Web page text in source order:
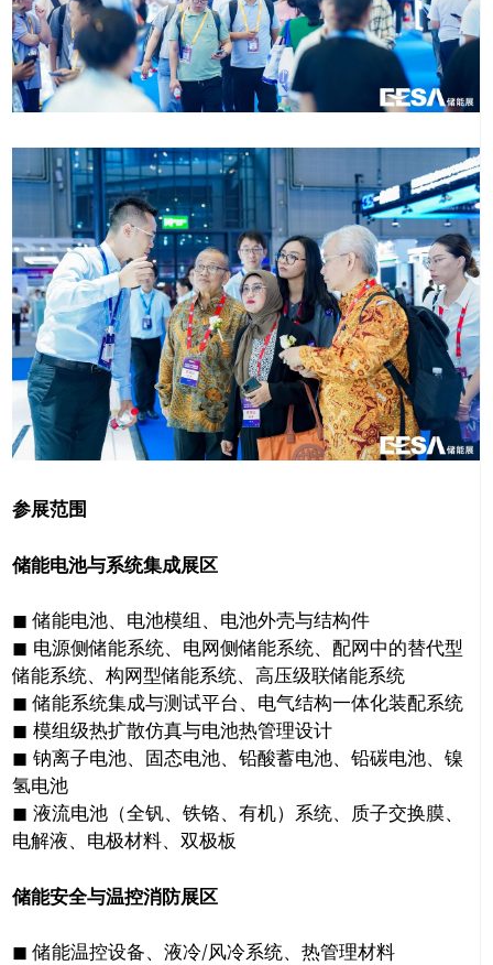
参展范围
储能电池与系统集成展区
◼ 储能电池、电池模组、电池外壳与结构件
◼ 电源侧储能系统、电网侧储能系统、配网中的替代型
储能系统、构网型储能系统、高压级联储能系统
◼ 储能系统集成与测试平台、电气结构一体化装配系统
◼ 模组级热扩散仿真与电池热管理设计
◼ 钠离子电池、固态电池、铅酸蓄电池、铅碳电池、镍
氢电池
◼ 液流电池（全钒、铁铬、有机）系统、质子交换膜、
电解液、电极材料、双极板
储能安全与温控消防展区
◼ 储能温控设备、液冷/风冷系统、热管理材料